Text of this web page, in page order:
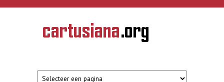
Overslaan en naar de inhoud gaan
CARTUSIANA
Geschiedenis
van de